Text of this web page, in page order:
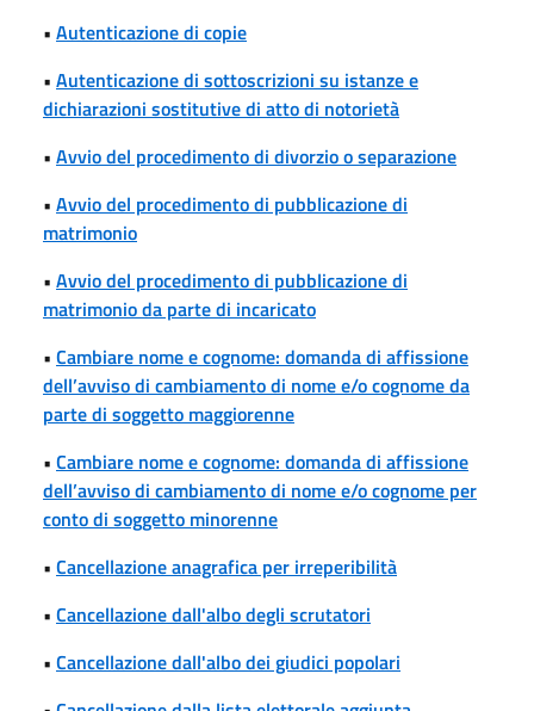
• Autenticazione di copie
• Autenticazione di sottoscrizioni su istanze e
dichiarazioni sostitutive di atto di notorietà
• Avvio del procedimento di divorzio o separazione
• Avvio del procedimento di pubblicazione di
matrimonio
• Avvio del procedimento di pubblicazione di
matrimonio da parte di incaricato
• Cambiare nome e cognome: domanda di affissione
dell’avviso di cambiamento di nome e/o cognome da
parte di soggetto maggiorenne
• Cambiare nome e cognome: domanda di affissione
dell’avviso di cambiamento di nome e/o cognome per
conto di soggetto minorenne
• Cancellazione anagrafica per irreperibilità
• Cancellazione dall'albo degli scrutatori
• Cancellazione dall'albo dei giudici popolari